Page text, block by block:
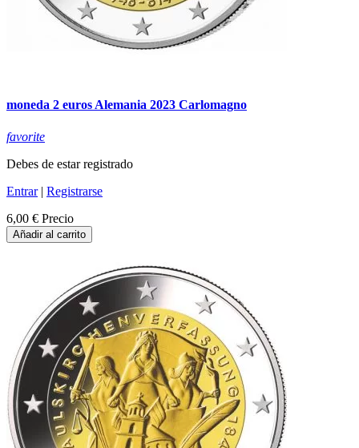
moneda 2 euros Alemania 2023 Carlomagno
favorite
Debes de estar registrado
Entrar| Registrarse
6,00 € Precio
Añadir al carrito